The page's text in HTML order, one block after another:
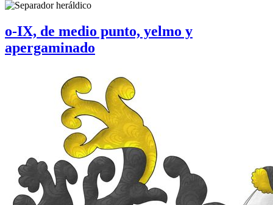
o-IX, de medio punto, yelmo y
apergaminado